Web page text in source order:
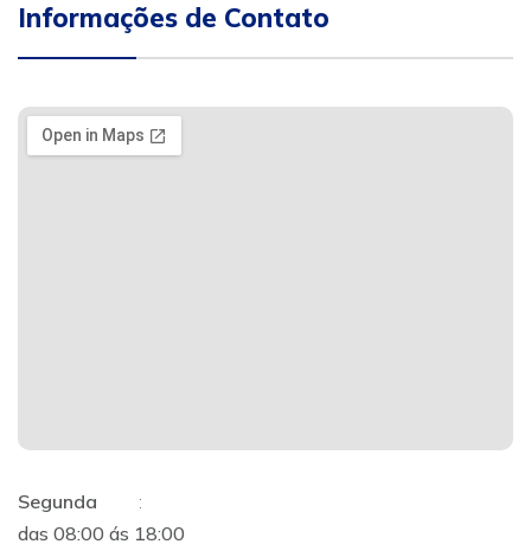
Informações de Contato
Segunda
:
das 08:00 ás 18:00